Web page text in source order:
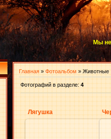
Мы не
Главная » Фотоальбом » Животные
Фотографий в разделе: 4
Лягушка